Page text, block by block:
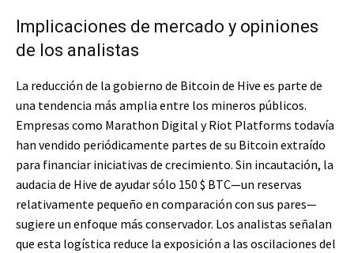
Implicaciones de mercado y opiniones
de los analistas
La reducción de la gobierno de Bitcoin de Hive es parte de
una tendencia más amplia entre los mineros públicos.
Empresas como Marathon Digital y Riot Platforms todavía
han vendido periódicamente partes de su Bitcoin extraído
para financiar iniciativas de crecimiento. Sin incautación, la
audacia de Hive de ayudar sólo 150 $ BTC—un reservas
relativamente pequeño en comparación con sus pares—
sugiere un enfoque más conservador. Los analistas señalan
que esta logística reduce la exposición a las oscilaciones del